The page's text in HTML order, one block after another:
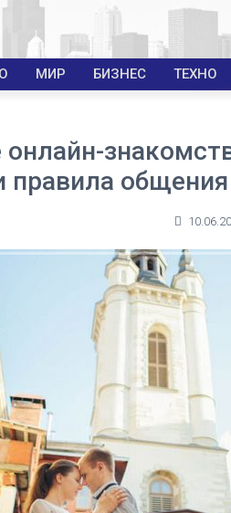
МИР БИЗНЕС ТЕХНО
правила общения